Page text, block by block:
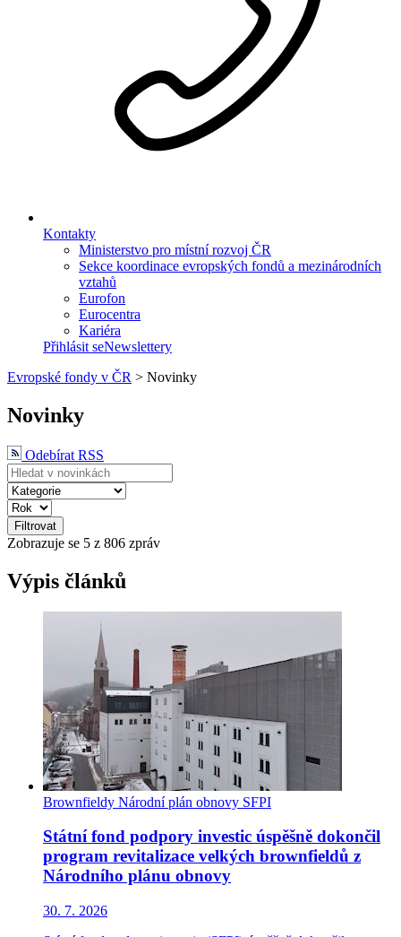
Kontakty
Ministerstvo pro místní rozvoj ČR
Sekce koordinace evropských fondů a mezinárodních
vztahů
Eurofon
Eurocentra
Kariéra
Přihlásit seNewslettery
Evropské fondy v ČR > Novinky
Novinky
Odebírat RSS
Filtrovat
Zobrazuje se 5 z 806 zpráv
Výpis článků
Brownfieldy Národní plán obnovy SFPI
Státní fond podpory investic úspěšně dokončil
program revitalizace velkých brownfieldů z
Národního plánu obnovy
30. 7. 2026